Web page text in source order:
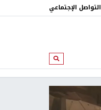
التواصل الإجتماعي
ابحث